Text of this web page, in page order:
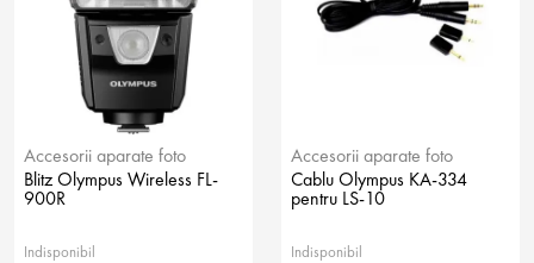
Accesorii aparate foto
Blitz Olympus Wireless FL-
900R
Indisponibil
Accesorii aparate foto
Cablu Olympus KA-334
pentru LS-10
Indisponibil